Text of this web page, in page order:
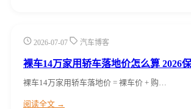
2026-07-07 汽车博客
裸车14万家用轿车落地价怎么算 2026
裸车14万家用轿车落地价 = 裸车价 + 购…
阅读全文 →